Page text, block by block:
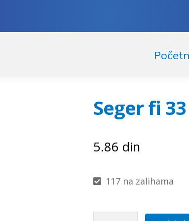
Seger fi
5.86 din
117 na zalihama
Seger